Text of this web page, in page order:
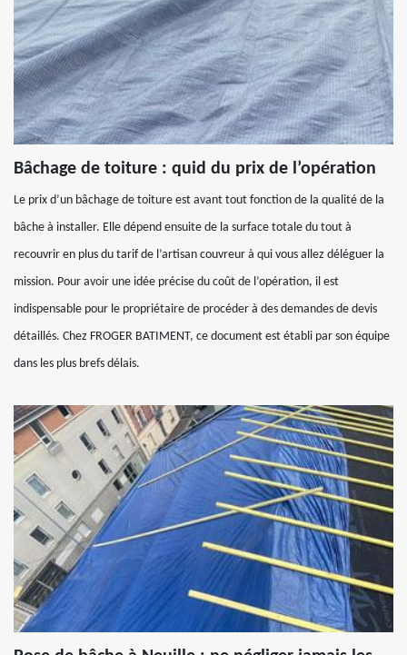
Bâchage de toiture : quid du prix de l’opération
Le prix d’un bâchage de toiture est avant tout fonction de la qualité de la
bâche à installer. Elle dépend ensuite de la surface totale du tout à
recouvrir en plus du tarif de l’artisan couvreur à qui vous allez déléguer la
mission. Pour avoir une idée précise du coût de l’opération, il est
indispensable pour le propriétaire de procéder à des demandes de devis
détaillés. Chez FROGER BATIMENT, ce document est établi par son équipe
dans les plus brefs délais.